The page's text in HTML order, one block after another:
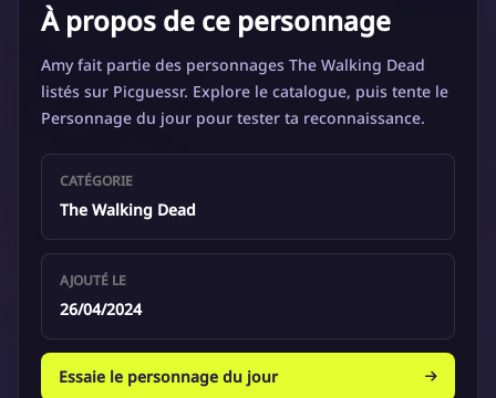
À propos de ce personnage
Amy fait partie des personnages The Walking Dead
listés sur Picguessr. Explore le catalogue, puis tente le
Personnage du jour pour tester ta reconnaissance.
CATÉGORIE
The Walking Dead
AJOUTÉ LE
26/04/2024
Essaie le personnage du jour